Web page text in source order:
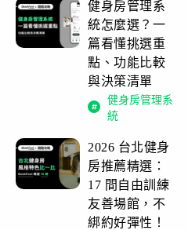
健身房管理系
統怎麼選？一
篇看懂挑選重
點、功能比較
與決策清單
健身房管理系
統
2026 台北健身
房推薦精選：
17 間自由訓練
友善場館，不
綁約好彈性！